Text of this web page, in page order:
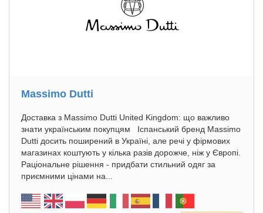
Massimo Dutti
Доставка з Massimo Dutti United Kingdom: що важливо
знати українським покупцям Іспанський бренд Massimo
Dutti досить поширений в Україні, але речі у фірмових
магазинах коштують у кілька разів дорожче, ніж у Європі.
Раціональне рішення - придбати стильний одяг за
приємними цінами на...